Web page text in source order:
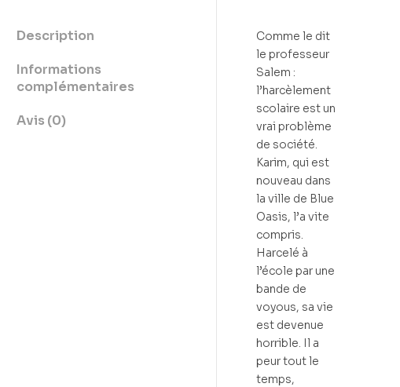
Description
Informations
complémentaires
Avis (0)
Comme le dit
le professeur
Salem :
l’harcèlement
scolaire est un
vrai problème
de société.
Karim, qui est
nouveau dans
la ville de Blue
Oasis, l’a vite
compris.
Harcelé à
l’école par une
bande de
voyous, sa vie
est devenue
horrible. Il a
peur tout le
temps,